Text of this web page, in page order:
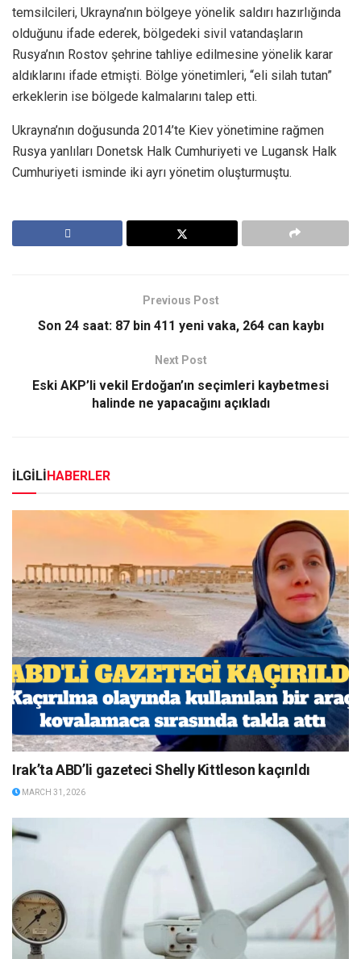
temsilcileri, Ukrayna’nın bölgeye yönelik saldırı hazırlığında
olduğunu ifade ederek, bölgedeki sivil vatandaşların
Rusya’nın Rostov şehrine tahliye edilmesine yönelik karar
aldıklarını ifade etmişti. Bölge yönetimleri, “eli silah tutan”
erkeklerin ise bölgede kalmalarını talep etti.
Ukrayna’nın doğusunda 2014’te Kiev yönetimine rağmen
Rusya yanlıları Donetsk Halk Cumhuriyeti ve Lugansk Halk
Cumhuriyeti isminde iki ayrı yönetim oluşturmuştu.
Previous Post
Son 24 saat: 87 bin 411 yeni vaka, 264 can kaybı
Next Post
Eski AKP’li vekil Erdoğan’ın seçimleri kaybetmesi
halinde ne yapacağını açıkladı
İLGİLİHABERLER
Irak’ta ABD’li gazeteci Shelly Kittleson kaçırıldı
MARCH 31, 2026